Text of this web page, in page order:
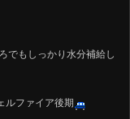
でもしっかり水分補給し
ルファイア後期